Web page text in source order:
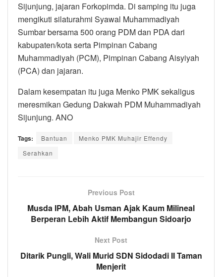
Sijunjung, jajaran Forkopimda. Di samping itu juga
mengikuti silaturahmi Syawal Muhammadiyah
Sumbar bersama 500 orang PDM dan PDA dari
kabupaten/kota serta Pimpinan Cabang
Muhammadiyah (PCM), Pimpinan Cabang Aisyiyah
(PCA) dan jajaran.
Dalam kesempatan itu juga Menko PMK sekaligus
meresmikan Gedung Dakwah PDM Muhammadiyah
Sijunjung. ANO
Tags: Bantuan
Menko PMK Muhajir Effendy
Serahkan
Previous Post
Musda IPM, Abah Usman Ajak Kaum Milineal
Berperan Lebih Aktif Membangun Sidoarjo
Next Post
Ditarik Pungli, Wali Murid SDN Sidodadi II Taman
Menjerit